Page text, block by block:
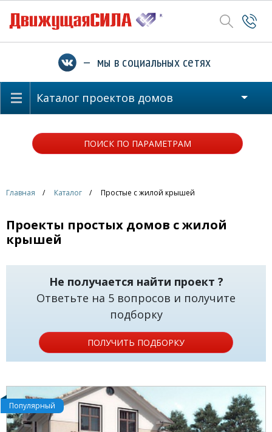
— мы в социальных сетях
Каталог проектов домов
ПОИСК ПО ПАРАМЕТРАМ
Главная Каталог Простые с жилой крышей
Проекты простых домов с жилой
крышей
Не получается найти проект ?
Ответьте на 5 вопросов и получите
подборку
ПОЛУЧИТЬ ПОДБОРКУ
Популярный